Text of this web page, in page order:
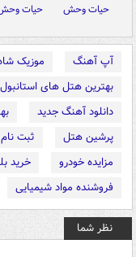
حیات وحش حیات وحش
آپ آهنگ موزیک
بهترین هتل های استانبول
دانلود آهنگ جدید
پرشین هتل
ثبت
مزایده خودرو
خرید
فروشنده مواد شیمیایی
نظر شما